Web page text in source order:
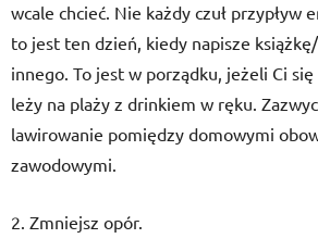
wcale chcieć. Nie każdy czuł przypływ
to jest ten dzień, kiedy napisze
innego. To jest w porządku, jeżeli Ci
leży na plaży z drinkiem w ręku.
lawirowanie pomiędzy domowymi
zawodowymi.
2. Zmniejsz opór.